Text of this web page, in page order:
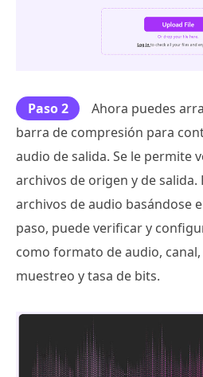
Paso 2
Ahora puedes
barra de compresión para
audio de salida. Se le permite
archivos de origen y de
archivos de audio basándose
paso, puede verificar y
como formato de audio,
muestreo y tasa de bits.